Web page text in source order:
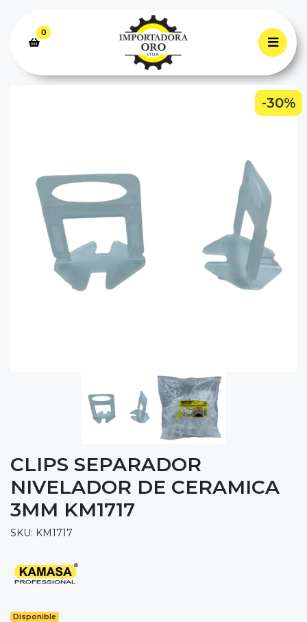
0
-30%
CLIPS SEPARADOR
NIVELADOR DE CERAMICA
3MM KM1717
SKU: KM1717
Disponible